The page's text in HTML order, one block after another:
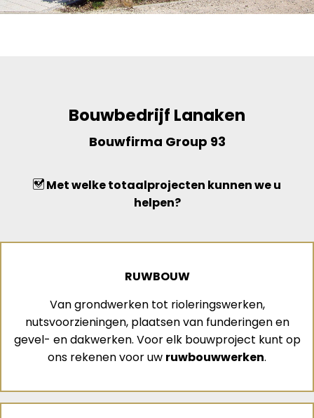
Bouwbedrijf Lanaken
Bouwfirma Group 93
Met welke totaalprojecten kunnen we u
helpen?
RUWBOUW
Van grondwerken tot rioleringswerken,
nutsvoorzieningen, plaatsen van funderingen en
gevel- en dakwerken. Voor elk bouwproject kunt op
ons rekenen voor uw ruwbouwwerken.